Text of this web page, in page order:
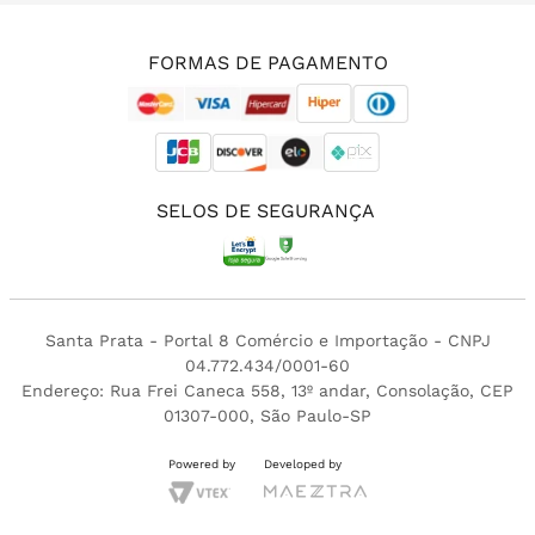
FORMAS DE PAGAMENTO
SELOS DE SEGURANÇA
Santa Prata - Portal 8 Comércio e Importação - CNPJ
04.772.434/0001-60
Endereço: Rua Frei Caneca 558, 13º andar, Consolação, CEP
01307-000, São Paulo-SP
Powered by Developed by